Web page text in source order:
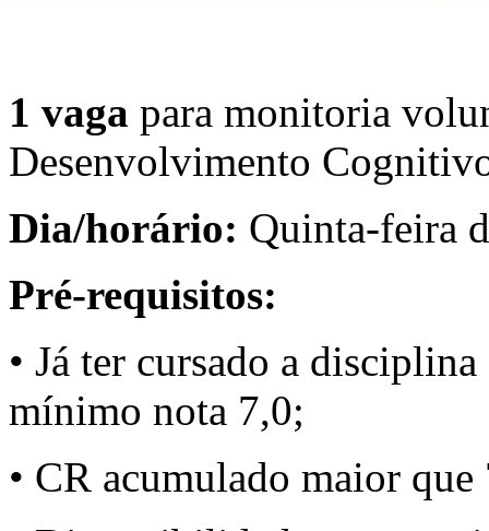
1 vaga para monitoria
Desenvolvimento
Dia/horário: Quinta-feira
Pré-requisitos:
• Já ter cursado a
mínimo nota 7,0;
• CR acumulado maior que